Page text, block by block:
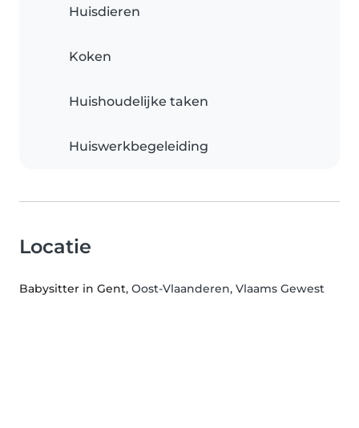
Huisdieren
Koken
Huishoudelijke taken
Huiswerkbegeleiding
Locatie
Babysitter in Gent, Oost-Vlaanderen, Vlaams Gewest